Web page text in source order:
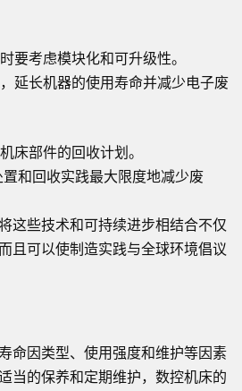
要考虑模块化和可升级性。
延长机器的使用寿命并减少电子废
床部件的回收计划。
和回收实践最大限度地减少废
这些技术和可持续进步相结合不仅
且可以使制造实践与全球环境倡议
命因类型、使用强度和维护等因素
当的保养和定期维护，数控机床的